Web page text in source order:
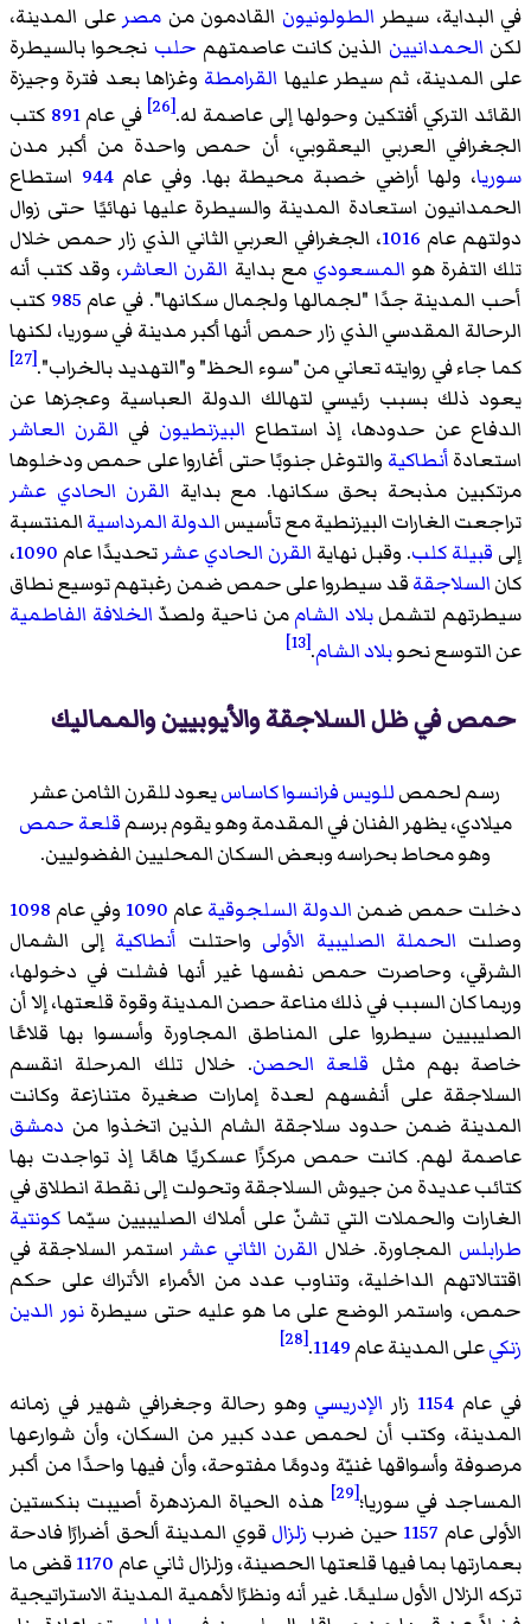
في البداية، سيطر الطولونيون القادمون من مصر على المدينة،
لكن الحمدانيين الذين كانت عاصمتهم حلب نجحوا بالسيطرة
على المدينة، ثم سيطر عليها القرامطة وغزاها بعد فترة وجيزة
القائد التركي أفتكين وحولها إلى عاصمة له.[26] في عام891 كتب
الجغرافي العربي اليعقوبي، أن حمص واحدة من أكبر مدن
سوريا، ولها أراضي خصبة محيطة بها. وفي عام944 استطاع
الحمدانيون استعادة المدينة والسيطرة عليها نهائيًا حتى زوال
دولتهم عام 1016، الجغرافي العربي الثاني الذي زار حمص خلال
تلك التفرة هو المسعودي مع بداية القرن العاشر، وقد كتب أنه
أحب المدينة جدًا "لجمالها ولجمال سكانها". في عام 985 كتب
الرحالة المقدسي الذي زار حمص أنها أكبر مدينة في سوريا، لكنها
كما جاء في روايته تعاني من "سوء الحظ" و"التهديد بالخراب".[27]
يعود ذلك بسبب رئيسي لتهالك الدولة العباسية وعجزها عن
الدفاع عن حدودها، إذ استطاع البيزنطيون في القرن العاشر
استعادةأنطاكية والتوغل جنوبًا حتى أغاروا على حمص ودخلوها
مرتكبين مذبحة بحق سكانها. مع بداية القرن الحادي عشر
تراجعت الغارات البيزنطية مع تأسيسالدولة المرداسيةالمنتسبة
إلى قبيلة كلب. وقبل نهاية القرن الحادي عشرتحديدًا عام 1090،
كانالسلاجقةقد سيطروا على حمص ضمن رغبتهم توسيع نطاق
سيطرتهم لتشملبلاد الشاممن ناحية ولصدّ الخلافة الفاطمية
عن التوسع نحوبلاد الشام.
[13]
حمص في ظل السلاجقة والأيوبيين والمماليك
رسم لحمصللويس فرانسوا كاساسيعود للقرن الثامن عشر
ميلادي، يظهر الفنان في المقدمة وهو يقوم برسمقلعة حمص
وهو محاط بحراسه وبعض السكان المحليين الفضوليين.
دخلت حمص ضمن الدولة السلجوقيةعام 1090 وفي عام 1098
وصلت الحملة الصليبية الأولى واحتلت أنطاكية إلى الشمال
الشرقي، وحاصرت حمص نفسها غير أنها فشلت في دخولها،
وربما كان السبب في ذلك مناعة حصن المدينة وقوة قلعتها، إلا أن
الصليبيين سيطروا على المناطق المجاورة وأسسوا بها قلاعًا
خاصة بهم مثل قلعة الحصن. خلال تلك المرحلة انقسم
السلاجقة على أنفسهم لعدة إمارات صغيرة متنازعة وكانت
المدينة ضمن حدود سلاجقة الشام الذين اتخذوا من دمشق
عاصمة لهم. كانت حمص مركزًا عسكريًا هامًا إذ تواجدت بها
كتائب عديدة من جيوش السلاجقة وتحولت إلى نقطة انطلاق في
الغارات والحملات التي تشنّ على أملاك الصليبيين سيّما كونتية
طرابلس المجاورة. خلال القرن الثاني عشر استمر السلاجقة في
اقتتالاتهم الداخلية، وتناوب عدد من الأمراء الأتراك على حكم
حمص، واستمر الوضع على ما هو عليه حتى سيطرةنور الدين
زنكيعلى المدينة عام1149
.
[28]
في عام 1154 زار الإدريسي وهو رحالة وجغرافي شهير في زمانه
المدينة، وكتب أن لحمص عدد كبير من السكان، وأن شوارعها
مرصوفة وأسواقها غنيّة ودومًا مفتوحة، وأن فيها واحدًا من أكبر
المساجد في سوريا؛[29]
هذه الحياة المزدهرة أصيبت بنكستين
الأولى عام 1157 حين ضرب زلزال قوي المدينة ألحق أضرارًا فادحة
بعمارتها بما فيها قلعتها الحصينة، وزلزال ثاني عام 1170قضى ما
تركه الزلال الأول سليمًا. غير أنه ونظرًا لأهمية المدينة الاستراتيجية